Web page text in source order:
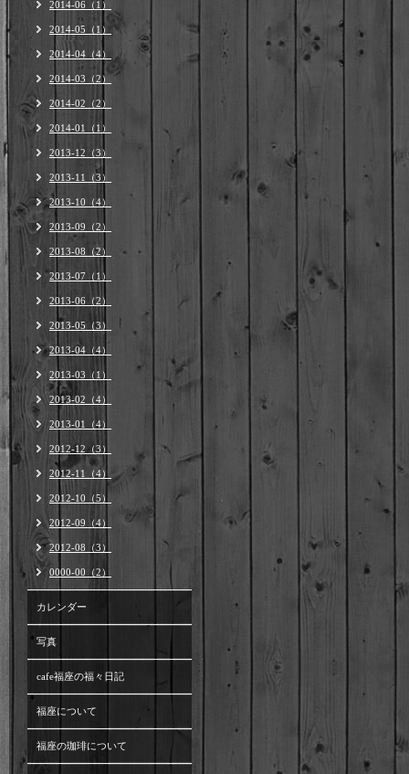
2014-06（1）
2014-05（1）
2014-04（4）
2014-03（2）
2014-02（2）
2014-01（1）
2013-12（3）
2013-11（3）
2013-10（4）
2013-09（2）
2013-08（2）
2013-07（1）
2013-06（2）
2013-05（3）
2013-04（4）
2013-03（1）
2013-02（4）
2013-01（4）
2012-12（3）
2012-11（4）
2012-10（5）
2012-09（4）
2012-08（3）
0000-00（2）
カレンダー
写真
cafe福座の福々日記
福座について
福座の珈琲について